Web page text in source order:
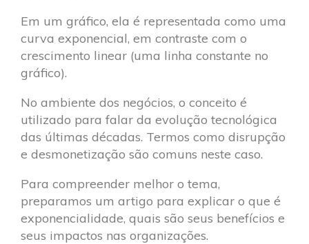
Em um gráfico, ela é representada como uma
curva exponencial, em contraste com o
crescimento linear (uma linha constante no
gráfico).
No ambiente dos negócios, o conceito é
utilizado para falar da evolução tecnológica
das últimas décadas. Termos como disrupção
e desmonetização são comuns neste caso.
Para compreender melhor o tema,
preparamos um artigo para explicar o que é
exponencialidade, quais são seus benefícios e
seus impactos nas organizações.